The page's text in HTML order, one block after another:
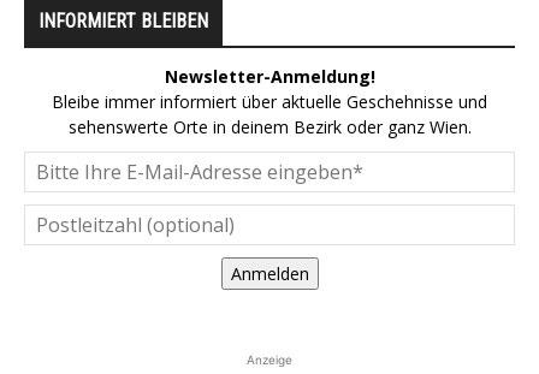
INFORMIERT BLEIBEN
Newsletter-Anmeldung!
Bleibe immer informiert über aktuelle Geschehnisse und
sehenswerte Orte in deinem Bezirk oder ganz Wien.
Anmelden
Anzeige